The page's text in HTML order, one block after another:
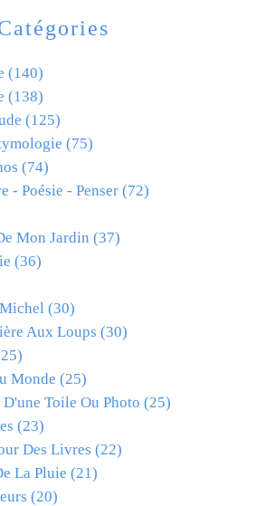
(140)
(138)
(125)
(75)
(74)
- Poésie - Penser (72)
Mon Jardin (37)
(36)
(30)
Aux Loups (30)
Monde (25)
Toile Ou Photo (25)
(23)
Des Livres (22)
La Pluie (21)
(20)